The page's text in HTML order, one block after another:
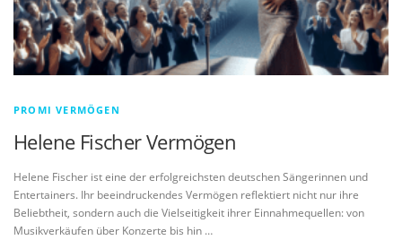
PROMI VERMÖGEN
Helene Fischer Vermögen
Helene Fischer ist eine der erfolgreichsten deutschen Sängerinnen und
Entertainers. Ihr beeindruckendes Vermögen reflektiert nicht nur ihre
Beliebtheit, sondern auch die Vielseitigkeit ihrer Einnahmequellen: von
Musikverkäufen über Konzerte bis hin …